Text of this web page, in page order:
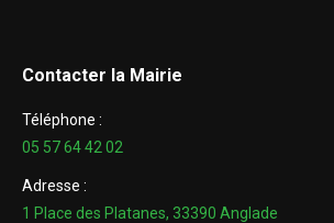
Contacter la Mairie
Téléphone :
05 57 64 42 02
Adresse :
1 Place des Platanes, 33390 Anglade